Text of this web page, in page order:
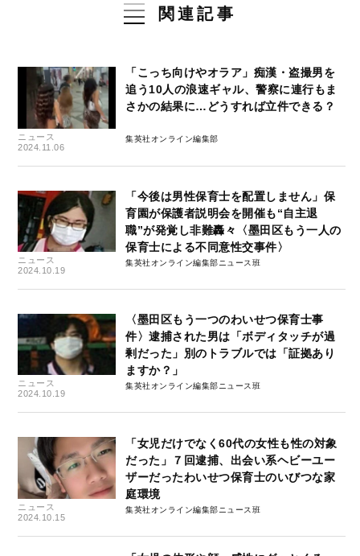
関連記事
ニュース
2024.11.06
「こっち向けやオラア」痴漢・盗撮男を
追う10人の浪速ギャル、警察に連行もま
さかの結果に…どうすれば立件できる？
集英社オンライン編集部
ニュース
2024.10.19
「今後は男性保育士を配置しません」保
育園が保護者説明会を開催も“自主退
職”が発覚し非難轟々〈墨田区もう一人の
保育士による不同意性交事件〉
集英社オンライン編集部ニュース班
ニュース
2024.10.19
〈墨田区もう一つのわいせつ保育士事
件〉逮捕された男は「ボディタッチが過
剰だった」別のトラブルでは「証拠あり
ますか？」
集英社オンライン編集部ニュース班
ニュース
2024.10.15
「女児だけでなく60代の女性も性の対象
だった」７回逮捕、出会い系ヘビーユー
ザーだったわいせつ保育士のいびつな家
庭環境
集英社オンライン編集部ニュース班